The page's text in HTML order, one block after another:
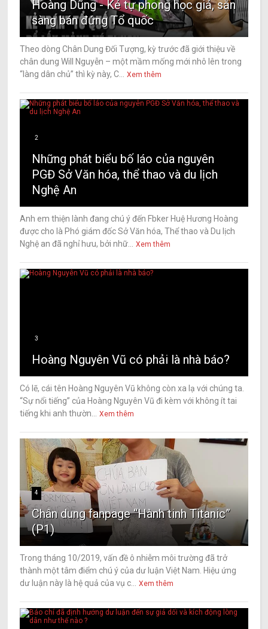
Hoàng Dũng - Kẻ tự phong học giả, sẵn
sàng bán đứng Tổ quốc
Theo dòng Chân Dung Đối Tượng, kỳ trước đã giới thiệu về
chân dung Will Nguyễn – một mầm mống mới nhô lên trong
“làng dân chủ” thì kỳ này, C...
Xem thêm
2
Những phát biểu bố láo của nguyên
PGĐ Sở Văn hóa, thể thao và du lịch
Nghệ An
Anh em thiện lành đang chú ý đến Fbker Huệ Hương Hoàng
được cho là Phó giám đốc Sở Văn hóa, Thể thao và Du lịch
Nghệ an đã nghỉ hưu, bởi nhữ...
Xem thêm
3
Hoàng Nguyên Vũ có phải là nhà báo?
Có lẽ, cái tên Hoàng Nguyên Vũ không còn xa lạ với chúng ta.
“Sự nổi tiếng” của Hoàng Nguyên Vũ đi kèm với không ít tai
tiếng khi anh thườn...
Xem thêm
4
Chân dung fanpage “Hành tinh Titanic”
(P1)
Trong tháng 10/2019, vấn đề ô nhiễm môi trường đã trở
thành một tâm điểm chú ý của dư luận Việt Nam. Hiệu ứng
dư luận này là hệ quả của vụ c...
Xem thêm